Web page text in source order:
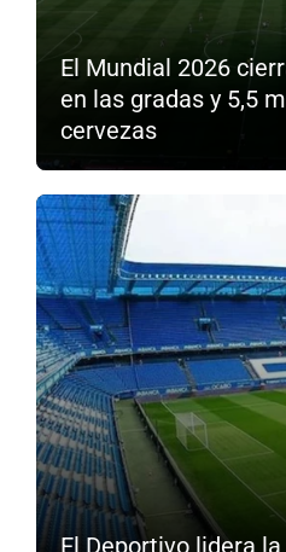
El Mundial 2026
en las gradas y 5,5
cervezas
El Deportivo lidera